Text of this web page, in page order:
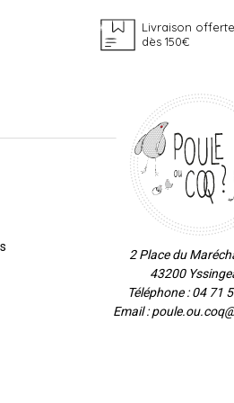
Livraison offerte
dès 150€
2 Place du
43200
Téléphone : 04 71
Email :
confidentialité, en garantissant la